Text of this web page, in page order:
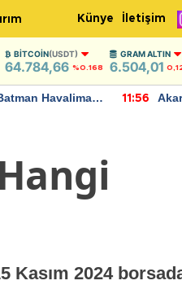
Künye İletişim
BITCOIN(USDT)
64.784,66 %0.168
GRAM ALTIN
6.504,01
Havalimanı
11:56
Kasım 2024